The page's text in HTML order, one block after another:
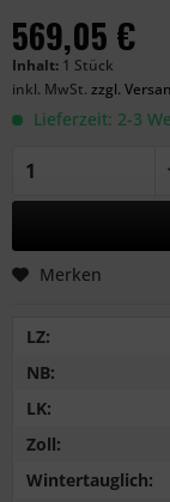
569,05 €
Inhalt: 1 Stück
inkl. MwSt. zzgl.
Lieferzeit: 2-3
Merken
LZ:
NB:
LK:
Zoll:
Wintertauglich: